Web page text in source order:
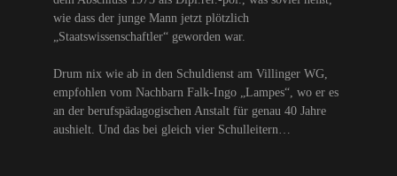
wie dass der junge Mann jetzt plötzlich
„Staatswissenschaftler“ geworden war.
Drum nix wie ab in den Schuldienst am Villinger WG,
empfohlen vom Nachbarn Falk-Ingo „Lampes“, wo er es
an der berufspädagogischen Anstalt für genau 40 Jahre
aushielt. Und das bei gleich vier Schulleitern…